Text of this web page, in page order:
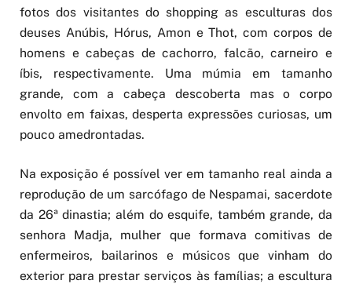
fotos dos visitantes do shopping as esculturas dos
deuses Anúbis, Hórus, Amon e Thot, com corpos de
homens e cabeças de cachorro, falcão, carneiro e
íbis, respectivamente. Uma múmia em tamanho
grande, com a cabeça descoberta mas o corpo
envolto em faixas, desperta expressões curiosas, um
pouco amedrontadas.
Na exposição é possível ver em tamanho real ainda a
reprodução de um sarcófago de Nespamai, sacerdote
da 26ª dinastia; além do esquife, também grande, da
senhora Madja, mulher que formava comitivas de
enfermeiros, bailarinos e músicos que vinham do
exterior para prestar serviços às famílias; a escultura